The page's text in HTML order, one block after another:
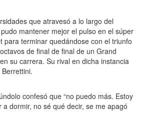
que atravesó a lo largo del
mantener mejor el pulso en el súper
para terminar quedándose con el triunfo
de final de final de un Grand
su carrera. Su rival en dicha instancia
confesó que “no puedo más. Estoy
dormir, no sé qué decir, se me apagó